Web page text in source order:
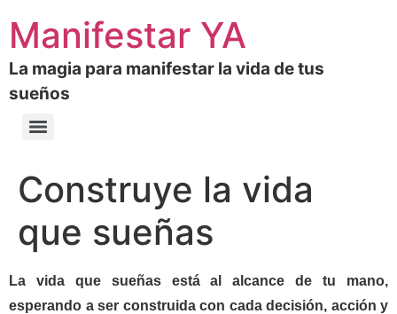
Manifestar YA
La magia para manifestar la vida de tus
sueños
Construye la vida
que sueñas
La vida que sueñas está al alcance de tu mano,
esperando a ser construida con cada decisión, acción y